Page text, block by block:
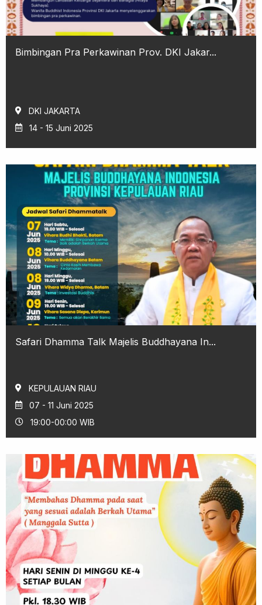
Bimbingan Pra Perkawinan Prov. DKI Jakar...
DKI JAKARTA
14 - 15 Juni 2025
Safari Dhamma Talk Majelis Buddhayana In...
KEPULAUAN RIAU
07 - 11 Juni 2025
19:00-00:00 WIB